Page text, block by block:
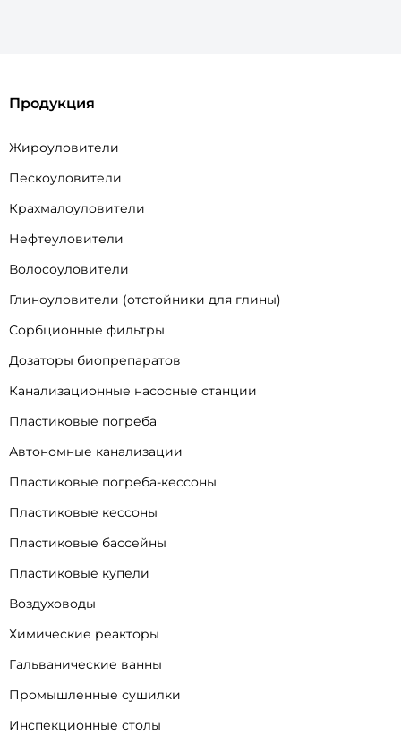
Продукция
Жироуловители
Пескоуловители
Крахмалоуловители
Нефтеуловители
Волосоуловители
Глиноуловители (отстойники для глины)
Сорбционные фильтры
Дозаторы биопрепаратов
Канализационные насосные станции
Пластиковые погреба
Автономные канализации
Пластиковые погреба-кессоны
Пластиковые кессоны
Пластиковые бассейны
Пластиковые купели
Воздуховоды
Химические реакторы
Гальванические ванны
Промышленные сушилки
Инспекционные столы